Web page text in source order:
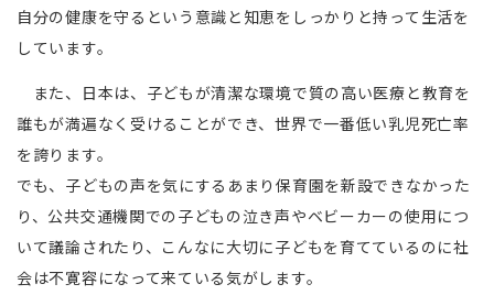
自分の健康を守るという意識と知恵をしっかりと持って生活を
しています。
また、日本は、子どもが清潔な環境で質の高い医療と教育を
誰もが満遍なく受けることができ、世界で一番低い乳児死亡率
を誇ります。
でも、子どもの声を気にするあまり保育園を新設できなかった
り、公共交通機関での子どもの泣き声やベビーカーの使用につ
いて議論されたり、こんなに大切に子どもを育てているのに社
会は不寛容になって来ている気がします。